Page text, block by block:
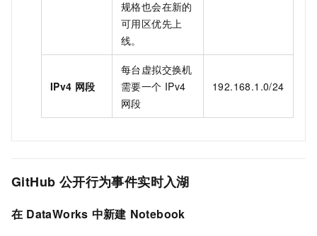
规格也会在新的
可用区优先上
线。
IPv4 网段
每台虚拟交换机
需要一个 IPv4
网段
192.168.1.0/24
GitHub 公开行为事件实时入湖
在 DataWorks 中新建 Notebook